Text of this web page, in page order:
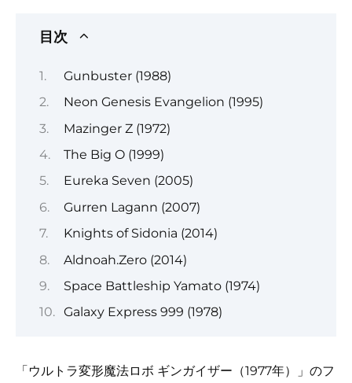
目次
Gunbuster (1988)
Neon Genesis Evangelion (1995)
Mazinger Z (1972)
The Big O (1999)
Eureka Seven (2005)
Gurren Lagann (2007)
Knights of Sidonia (2014)
Aldnoah.Zero (2014)
Space Battleship Yamato (1974)
Galaxy Express 999 (1978)
「ウルトラ変形魔法ロボ ギンガイザー（1977年）」のフ